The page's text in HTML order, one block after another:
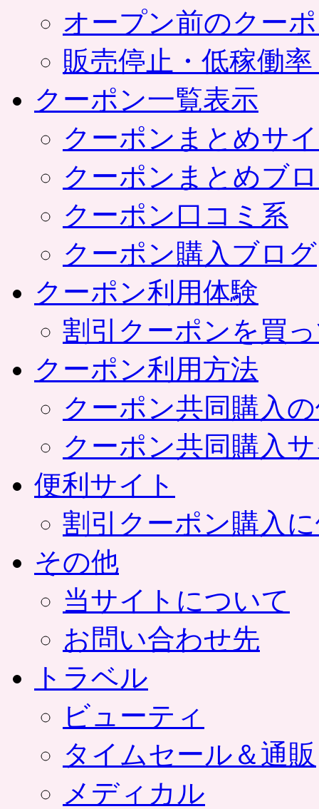
オープン前のクー
販売停止・低稼働
クーポン一覧表示
クーポンまとめサ
クーポンまとめブ
クーポン口コミ系
クーポン購入ブログ
クーポン利用体験
割引クーポンを買
クーポン利用方法
クーポン共同購入
クーポン共同購入
便利サイト
割引クーポン購入
その他
当サイトについて
お問い合わせ先
トラベル
ビューティ
タイムセール＆通販
メディカル